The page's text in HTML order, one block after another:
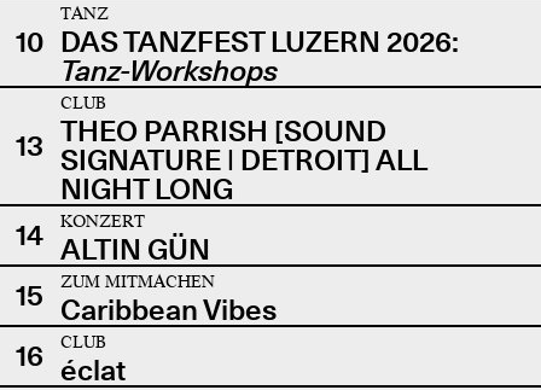
10
TANZ
DAS TANZFEST LUZERN 2026:
Tanz-Workshops
13
CLUB
THEO PARRISH [SOUND
SIGNATURE | DETROIT] ALL
NIGHT LONG
14
KONZERT
ALTIN GÜN
15
ZUM MITMACHEN
Caribbean Vibes
16
CLUB
éclat